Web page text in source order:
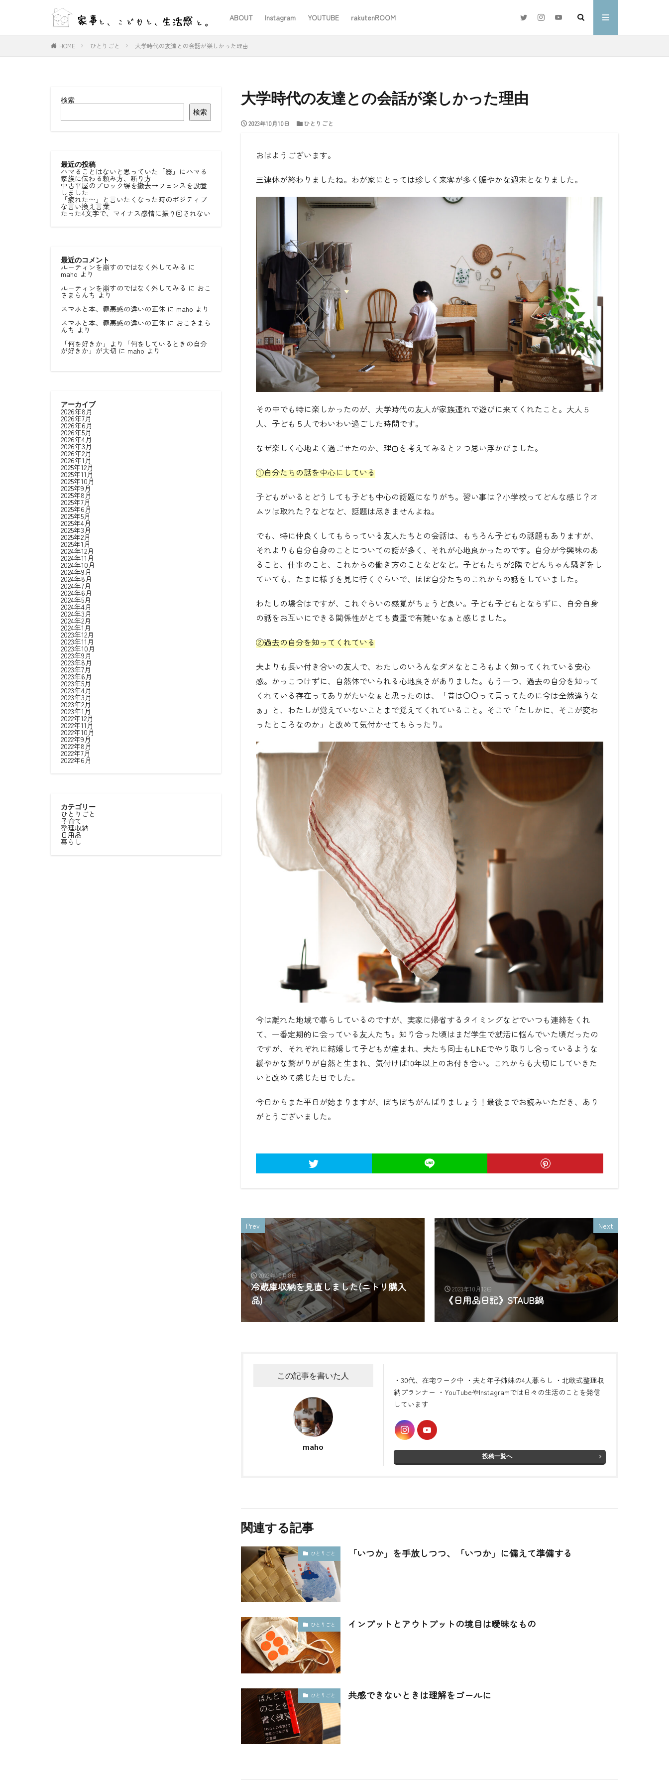
ABOUT Instagram YOUTUBE rakutenROOM
HOME ひとりごと 大学時代の友達との会話が楽しかった理由
大学時代の友達との会話が楽しかった理由
2023年10月10日 ひとりごと
おはようございます。
三連休が終わりましたね。わが家にとっては珍しく来客が多く賑やかな週末となりました。
その中でも特に楽しかったのが、大学時代の友人が家族連れで遊びに来てくれたこと。大人５
人、子ども５人でわいわい過ごした時間です。
なぜ楽しく心地よく過ごせたのか、理由を考えてみると２つ思い浮かびました。
①自分たちの話を中心にしている
子どもがいるとどうしても子ども中心の話題になりがち。習い事は？小学校ってどんな感じ？オ
ムツは取れた？などなど、話題は尽きませんよね。
でも、特に仲良くしてもらっている友人たちとの会話は、もちろん子どもの話題もありますが、
それよりも自分自身のことについての話が多く、それが心地良かったのです。自分が今興味のあ
ること、仕事のこと、これからの働き方のことなどなど。子どもたちが2階でどんちゃん騒ぎをし
ていても、たまに様子を見に行くぐらいで、ほぼ自分たちのこれからの話をしていました。
わたしの場合はですが、これぐらいの感覚がちょうど良い。子ども子どもとならずに、自分自身
の話をお互いにできる関係性がとても貴重で有難いなぁと感じました。
②過去の自分を知ってくれている
夫よりも長い付き合いの友人で、わたしのいろんなダメなところもよく知ってくれている安心
感。かっこつけずに、自然体でいられる心地良さがありました。もう一つ、過去の自分を知って
くれている存在ってありがたいなぁと思ったのは、「昔は〇〇って言ってたのに今は全然違うな
ぁ」と、わたしが覚えていないことまで覚えてくれていること。そこで「たしかに、そこが変わ
ったところなのか」と改めて気付かせてもらったり。
今は離れた地域で暮らしているのですが、実家に帰省するタイミングなどでいつも連絡をくれ
て、一番定期的に会っている友人たち。知り合った頃はまだ学生で就活に悩んでいた頃だったの
ですが、それぞれに結婚して子どもが産まれ、夫たち同士もLINEでやり取りし合っているような
緩やかな繋がりが自然と生まれ、気付けば10年以上のお付き合い。これからも大切にしていきた
いと改めて感じた日でした。
今日からまた平日が始まりますが、ぼちぼちがんばりましょう！最後までお読みいただき、あり
がとうございました。
Prev
2023年10月8日
冷蔵庫収納を見直しました(ニトリ購入
品)
Next
2023年10月12日
《日用品日記》STAUB鍋
この記事を書いた人
maho
・30代、在宅ワーク中 ・夫と年子姉妹の4人暮らし ・北欧式整理収
納プランナー ・YouTubeやInstagramでは日々の生活のことを発信
しています
投稿一覧へ
関連する記事
ひとりごと 「いつか」を手放しつつ、「いつか」に備えて準備する
ひとりごと インプットとアウトプットの境目は曖昧なもの
ひとりごと 共感できないときは理解をゴールに
検索
検索
最近の投稿
ハマることはないと思っていた「器」にハマる
家族に伝わる頼み方、断り方
中古平屋のブロック塀を撤去→フェンスを設置
しました
「疲れた〜」と言いたくなった時のポジティブ
な言い換え言葉
たった4文字で、マイナス感情に振り回されない
最近のコメント
ルーティンを崩すのではなく外してみる に
maho より
ルーティンを崩すのではなく外してみる に おこ
さまらんち より
スマホと本、罪悪感の違いの正体 に maho より
スマホと本、罪悪感の違いの正体 に おこさまら
んち より
「何を好きか」より「何をしているときの自分
が好きか」が大切 に maho より
アーカイブ
2026年8月
2026年7月
2026年6月
2026年5月
2026年4月
2026年3月
2026年2月
2026年1月
2025年12月
2025年11月
2025年10月
2025年9月
2025年8月
2025年7月
2025年6月
2025年5月
2025年4月
2025年3月
2025年2月
2025年1月
2024年12月
2024年11月
2024年10月
2024年9月
2024年8月
2024年7月
2024年6月
2024年5月
2024年4月
2024年3月
2024年2月
2024年1月
2023年12月
2023年11月
2023年10月
2023年9月
2023年8月
2023年7月
2023年6月
2023年5月
2023年4月
2023年3月
2023年2月
2023年1月
2022年12月
2022年11月
2022年10月
2022年9月
2022年8月
2022年7月
2022年6月
カテゴリー
ひとりごと
子育て
整理収納
日用品
暮らし
WEB デザイン SEO